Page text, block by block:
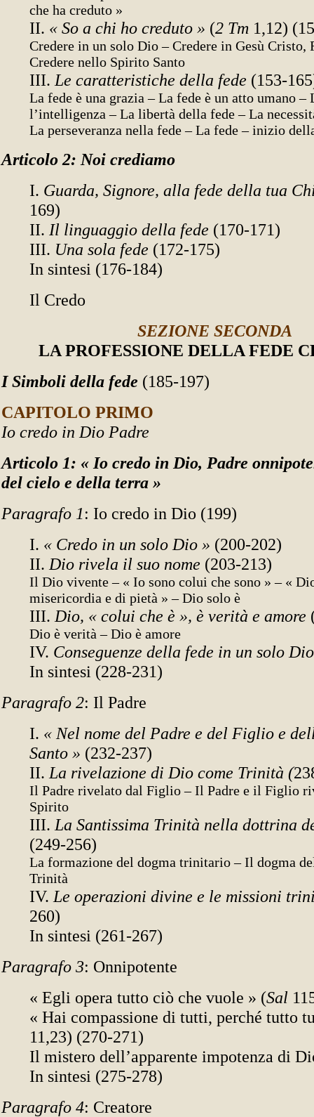
che ha creduto »
II. « So a chi ho creduto » (2 Tm 1,12)
Credere in un solo Dio – Credere in Gesù
Credere nello Spirito Santo
III. Le caratteristiche della fede (153-
La fede è una grazia – La fede è un atto umano –
l’intelligenza – La libertà della fede – La
La perseveranza nella fede – La fede – inizio
Articolo 2: Noi crediamo
I. Guarda, Signore, alla fede della tua
169)
II. Il linguaggio della fede (170-171)
III. Una sola fede (172-175)
In sintesi (176-184)
Il Credo
SEZIONE SECONDA
LA PROFESSIONE DELLA FEDE
I Simboli della fede (185-197)
CAPITOLO PRIMO
Io credo in Dio Padre
Articolo 1: « Io credo in Dio, Padre
del cielo e della terra »
Paragrafo 1: Io credo in Dio (199)
I. « Credo in un solo Dio » (200-202)
II. Dio rivela il suo nome (203-213)
Il Dio vivente – « Io sono colui che sono » – «
misericordia e di pietà » – Dio solo è
III. Dio, « colui che è », è verità e amore
Dio è verità – Dio è amore
IV. Conseguenze della fede in un solo
In sintesi (228-231)
Paragrafo 2: Il Padre
I. « Nel nome del Padre e del Figlio e
Santo » (232-237)
II. La rivelazione di Dio come Trinità (
Il Padre rivelato dal Figlio – Il Padre e il Figlio
Spirito
III. La Santissima Trinità nella dottrina
(249-256)
La formazione del dogma trinitario – Il dogma
Trinità
IV. Le operazioni divine e le missioni
260)
In sintesi (261-267)
Paragrafo 3: Onnipotente
« Egli opera tutto ciò che vuole » (Sal
« Hai compassione di tutti, perché tutto
11,23) (270-271)
Il mistero dell’apparente impotenza di
In sintesi (275-278)
Paragrafo 4: Creatore